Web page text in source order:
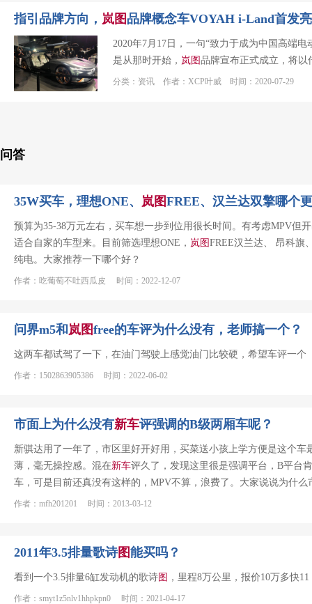
指引品牌方向， 岚图 品牌概念车VOYAH i-Land首发
2020年7月17日，一句“致力于成为中国高端
是从那时开始， 岚图 品牌宣布正式成立，将以
分类：资讯 作者：XCP叶威 时间：2020-07-29
问答
35W买车，理想ONE、 岚图FREE、汉兰达双擎哪个
预算为35-38万元左右，买车想一步到位用很长时间。有考虑MPV但
适合自家的车型来。目前筛选理想ONE， 岚图 FREE汉兰达、 昂科旗
纯电。大家推荐一下哪个好？
作者：吃葡萄不吐西瓜皮 时间：2022-12-07
问界m5和 岚图free的车评为什么没有，老师搞一个？
这两车都试驾了一下，在油门驾驶上感觉油门比较硬，希望车评一个
作者：1502863905386 时间：2022-06-02
市面上为什么没有新车评强调的B级两厢车呢？
新骐达用了一年了，市区里好开好用，买菜送小孩上学方便是这个
薄，毫无操控感。混在新车评久了，发现这里很是强调平台，B平台
车，可是目前还真没有这样的，MPV不算，浪费了。大家说说为什么
作者：mfh201201 时间：2013-03-12
2011年3.5排量歌诗图能买吗？
看到一个3.5排量6缸发动机的歌诗图 ，里程8万公里，报价10万多快
作者：smyt1z5nlv1hhpkpn0 时间：2021-04-17